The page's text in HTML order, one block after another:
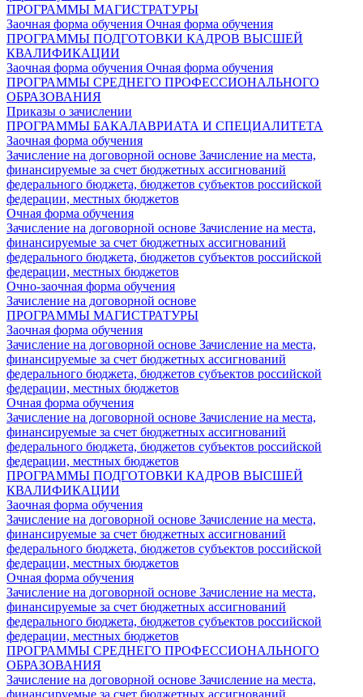
ПРОГРАММЫ МАГИСТРАТУРЫ
Заочная форма обучения Очная форма обучения
ПРОГРАММЫ ПОДГОТОВКИ КАДРОВ ВЫСШЕЙ
КВАЛИФИКАЦИИ
Заочная форма обучения Очная форма обучения
ПРОГРАММЫ СРЕДНЕГО ПРОФЕССИОНАЛЬНОГО
ОБРАЗОВАНИЯ
Приказы о зачислении
ПРОГРАММЫ БАКАЛАВРИАТА И СПЕЦИАЛИТЕТА
Заочная форма обучения
Зачисление на договорной основе Зачисление на места,
финансируемые за счет бюджетных ассигнований
федерального бюджета, бюджетов субъектов российской
федерации, местных бюджетов
Очная форма обучения
Зачисление на договорной основе Зачисление на места,
финансируемые за счет бюджетных ассигнований
федерального бюджета, бюджетов субъектов российской
федерации, местных бюджетов
Очно-заочная форма обучения
Зачисление на договорной основе
ПРОГРАММЫ МАГИСТРАТУРЫ
Заочная форма обучения
Зачисление на договорной основе Зачисление на места,
финансируемые за счет бюджетных ассигнований
федерального бюджета, бюджетов субъектов российской
федерации, местных бюджетов
Очная форма обучения
Зачисление на договорной основе Зачисление на места,
финансируемые за счет бюджетных ассигнований
федерального бюджета, бюджетов субъектов российской
федерации, местных бюджетов
ПРОГРАММЫ ПОДГОТОВКИ КАДРОВ ВЫСШЕЙ
КВАЛИФИКАЦИИ
Заочная форма обучения
Зачисление на договорной основе Зачисление на места,
финансируемые за счет бюджетных ассигнований
федерального бюджета, бюджетов субъектов российской
федерации, местных бюджетов
Очная форма обучения
Зачисление на договорной основе Зачисление на места,
финансируемые за счет бюджетных ассигнований
федерального бюджета, бюджетов субъектов российской
федерации, местных бюджетов
ПРОГРАММЫ СРЕДНЕГО ПРОФЕССИОНАЛЬНОГО
ОБРАЗОВАНИЯ
Зачисление на договорной основе Зачисление на места,
финансируемые за счет бюджетных ассигнований